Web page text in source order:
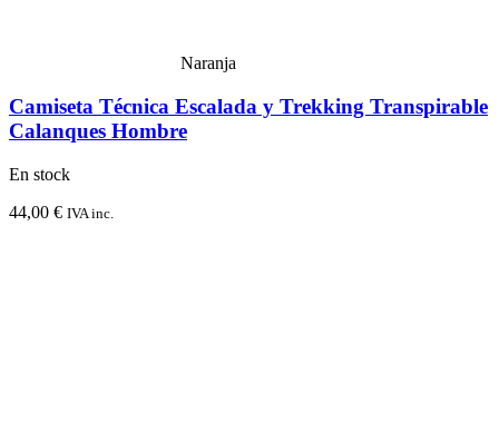
Naranja
Camiseta Técnica Escalada y Trekking Transpirable
Calanques Hombre
En stock
44,00 € IVA inc.